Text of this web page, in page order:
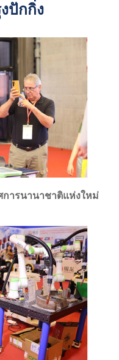
ปักกิ่ง
การนานาชาติแห่งใหม่